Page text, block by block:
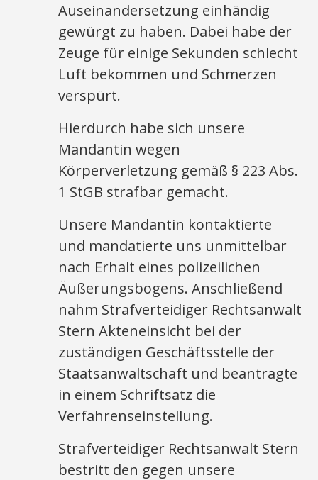
Auseinandersetzung einhändig
gewürgt zu haben. Dabei habe der
Zeuge für einige Sekunden schlecht
Luft bekommen und Schmerzen
verspürt.
Hierdurch habe sich unsere
Mandantin wegen
Körperverletzung gemäß § 223 Abs.
1 StGB strafbar gemacht.
Unsere Mandantin kontaktierte
und mandatierte uns unmittelbar
nach Erhalt eines polizeilichen
Äußerungsbogens. Anschließend
nahm Strafverteidiger Rechtsanwalt
Stern Akteneinsicht bei der
zuständigen Geschäftsstelle der
Staatsanwaltschaft und beantragte
in einem Schriftsatz die
Verfahrenseinstellung.
Strafverteidiger Rechtsanwalt Stern
bestritt den gegen unsere